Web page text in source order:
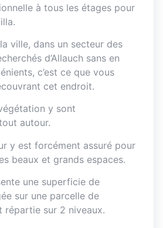
à tous les étages pour
ville, dans un secteur des
d’Allauch sans en
c’est ce que vous
cet endroit.
y sont
autour.
y est forcément assuré pour
beaux et grands espaces.
une superficie de
sur une parcelle de
répartie sur 2 niveaux.